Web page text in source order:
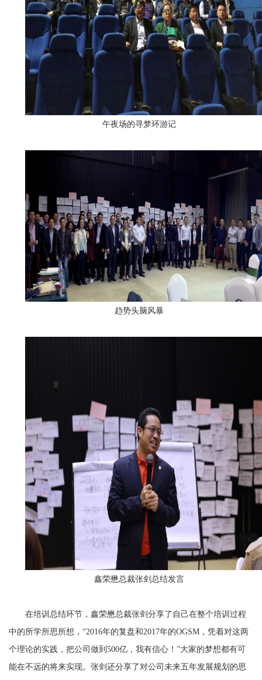
午夜场的寻梦环游记
趋势头脑风暴
鑫荣懋总裁张剑总结发言
在培训总结环节，鑫荣懋总裁张剑分享了自己在整个培训过程
中的所学所思所想，“2016年的复盘和2017年的OGSM，凭着对这两
个理论的实践，把公司做到500亿，我有信心！”大家的梦想都有可
能在不远的将来实现。张剑还分享了对公司未来五年发展规划的思